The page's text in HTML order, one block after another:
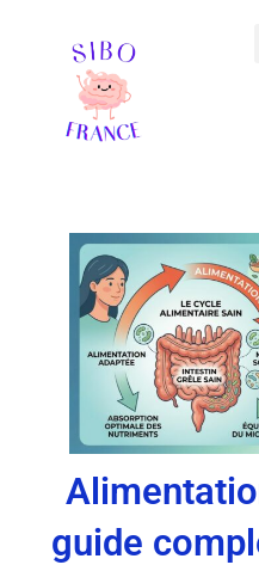
contenu
guide